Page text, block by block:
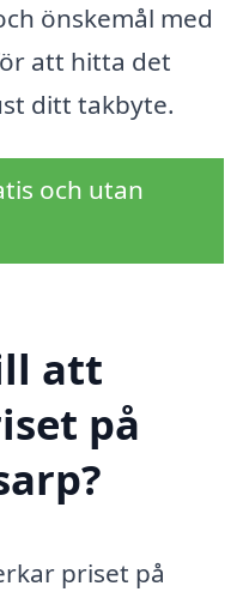
önskemål med
att hitta det
ditt takbyte.
och utan
att
på
priset på